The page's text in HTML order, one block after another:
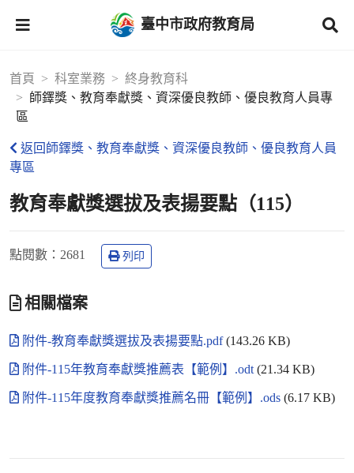
臺中市政府教育局
首頁 科室業務
終身教育科
師鐸獎、教育奉獻獎、資深優良教師、優良教育人員專
區
返回師鐸獎、教育奉獻獎、資深優良教師、優良教育人員
專區
教育奉獻獎選拔及表揚要點（115）
點閱數 ：2681 列印
相關檔案
附件-教育奉獻獎選拔及表揚要點.pdf(143.26 KB)
附件-115年教育奉獻獎推薦表【範例】.odt (21.34 KB)
附件-115年度教育奉獻獎推薦名冊【範例】.ods (6.17 KB)